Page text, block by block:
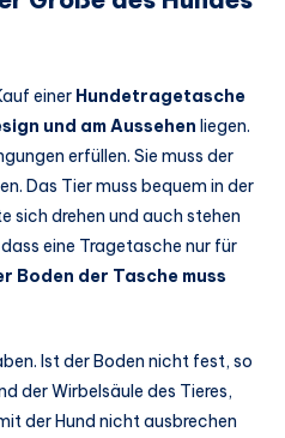
einer Hundetragetasche
und am Aussehen liegen.
erfüllen. Sie muss der
Das Tier muss bequem in der
sich drehen und auch stehen
eine Tragetasche nur für
Boden der Tasche muss
Ist der Boden nicht fest, so
der Wirbelsäule des Tieres,
der Hund nicht ausbrechen